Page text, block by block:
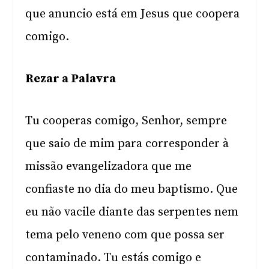
que anuncio está em Jesus que coopera
comigo.
Rezar a Palavra
Tu cooperas comigo, Senhor, sempre
que saio de mim para corresponder à
missão evangelizadora que me
confiaste no dia do meu baptismo. Que
eu não vacile diante das serpentes nem
tema pelo veneno com que possa ser
contaminado. Tu estás comigo e